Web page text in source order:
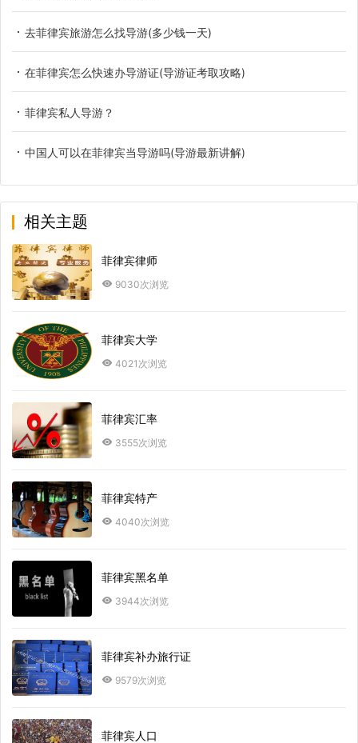
去菲律宾旅游怎么找导游(多少钱一天)
在菲律宾怎么快速办导游证(导游证考取攻略)
菲律宾私人导游？
中国人可以在菲律宾当导游吗(导游最新讲解)
相关主题
菲律宾律师
9030次浏览
菲律宾大学
4021次浏览
菲律宾汇率
3555次浏览
菲律宾特产
4040次浏览
菲律宾黑名单
3944次浏览
菲律宾补办旅行证
9579次浏览
菲律宾人口